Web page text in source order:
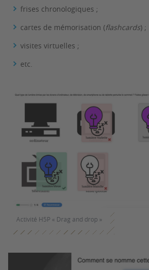
frises chronologiques ;
cartes de mémorisation (flashcards) ;
visites virtuelles ;
etc.
Activité H5P « Drag and drop »